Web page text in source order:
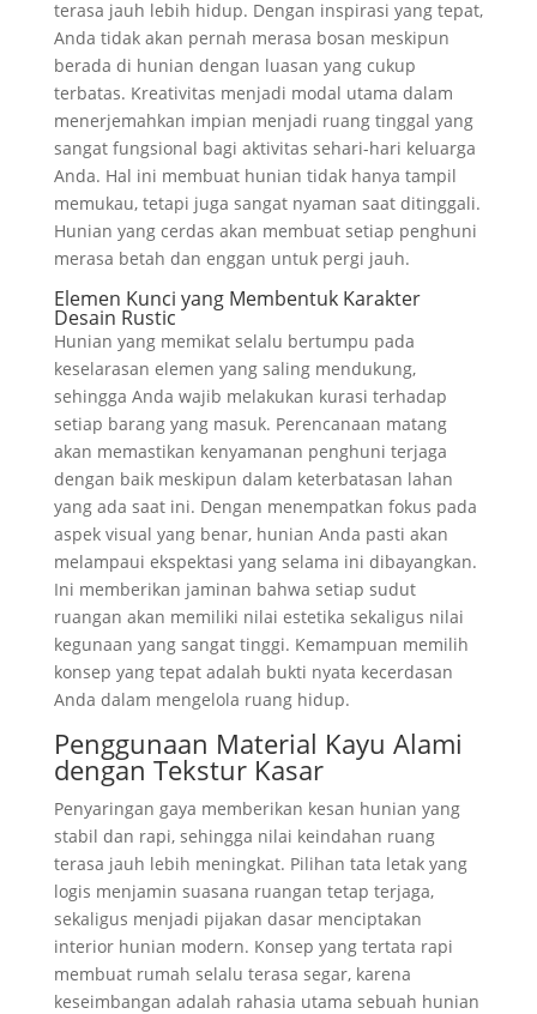
terasa jauh lebih hidup. Dengan inspirasi yang tepat,
Anda tidak akan pernah merasa bosan meskipun
berada di hunian dengan luasan yang cukup
terbatas. Kreativitas menjadi modal utama dalam
menerjemahkan impian menjadi ruang tinggal yang
sangat fungsional bagi aktivitas sehari-hari keluarga
Anda. Hal ini membuat hunian tidak hanya tampil
memukau, tetapi juga sangat nyaman saat ditinggali.
Hunian yang cerdas akan membuat setiap penghuni
merasa betah dan enggan untuk pergi jauh.
Elemen Kunci yang Membentuk Karakter
Desain Rustic
Hunian yang memikat selalu bertumpu pada
keselarasan elemen yang saling mendukung,
sehingga Anda wajib melakukan kurasi terhadap
setiap barang yang masuk. Perencanaan matang
akan memastikan kenyamanan penghuni terjaga
dengan baik meskipun dalam keterbatasan lahan
yang ada saat ini. Dengan menempatkan fokus pada
aspek visual yang benar, hunian Anda pasti akan
melampaui ekspektasi yang selama ini dibayangkan.
Ini memberikan jaminan bahwa setiap sudut
ruangan akan memiliki nilai estetika sekaligus nilai
kegunaan yang sangat tinggi. Kemampuan memilih
konsep yang tepat adalah bukti nyata kecerdasan
Anda dalam mengelola ruang hidup.
Penggunaan Material Kayu Alami
dengan Tekstur Kasar
Penyaringan gaya memberikan kesan hunian yang
stabil dan rapi, sehingga nilai keindahan ruang
terasa jauh lebih meningkat. Pilihan tata letak yang
logis menjamin suasana ruangan tetap terjaga,
sekaligus menjadi pijakan dasar menciptakan
interior hunian modern. Konsep yang tertata rapi
membuat rumah selalu terasa segar, karena
keseimbangan adalah rahasia utama sebuah hunian